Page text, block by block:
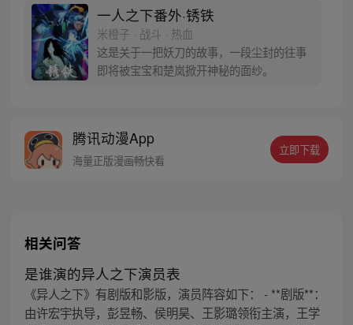
自己打工的快递公司。为了帮冯宝宝寻找她
的身世，也为了查清自己与爷爷身上的秘
密，张楚岚的生活被彻底颠覆，与冯宝宝一
同踏上“异人”之旅。
一人之下番外·锈铁
米橙子 · 战斗 · 热血
这是关于一把妖刀的故事，一段尘封的往事
即将被宝宝和楚岚掀开神秘的面纱。
腾讯动漫App
海量正版漫画畅快看
立即下载
相关问答
是谁演的异人之下演员表
《异人之下》有剧版和影版，演员阵容如下： - **剧版**：
由许宏宇执导，彭昱畅、侯明昊、王影璐领衔主演，王学